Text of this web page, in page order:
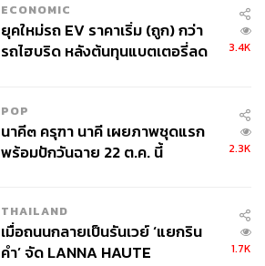
ECONOMIC
ยุคใหม่รถ EV ราคาเริ่ม (ถูก) กว่า
รถไฮบริด หลังต้นทุนแบตเตอรี่ลด
3.4K
POP
นาคี๓ ครุฑา นาคี เผยภาพชุดแรก
พร้อมปักวันฉาย 22 ต.ค. นี้
2.3K
THAILAND
เมื่อถนนกลายเป็นรันเวย์ ‘แยกริน
คำ’ จัด LANNA HAUTE
1.7K